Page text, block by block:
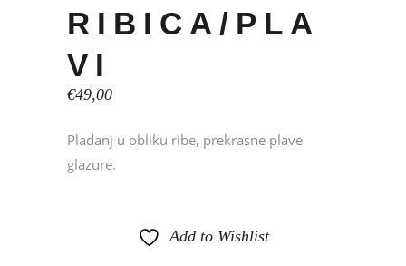
RIBICA/PLA
VI
€49,00
Pladanj u obliku ribe, prekrasne plave
glazure.
Add to Wishlist